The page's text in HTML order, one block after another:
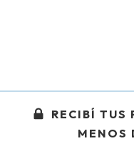
RECIBÍ TUS
MENOS